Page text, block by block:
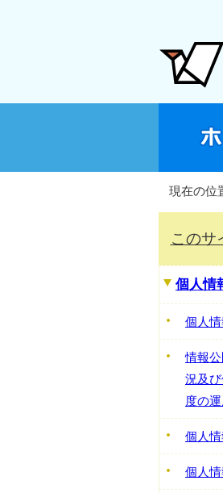
現在の位
このサ
個人情
個人
情報
況及
度の
個人
個人